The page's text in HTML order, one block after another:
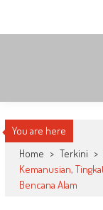
content
You are here
Home > Terkini >
Kemanusian,
Bencana Alam